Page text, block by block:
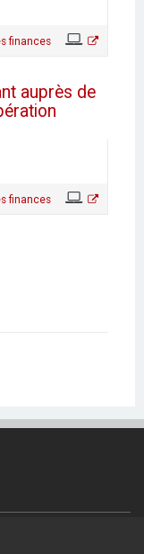
finances
auprès de
finances